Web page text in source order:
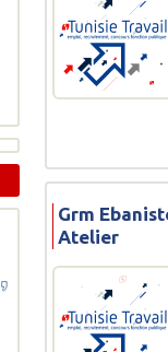
Grm
Atelier